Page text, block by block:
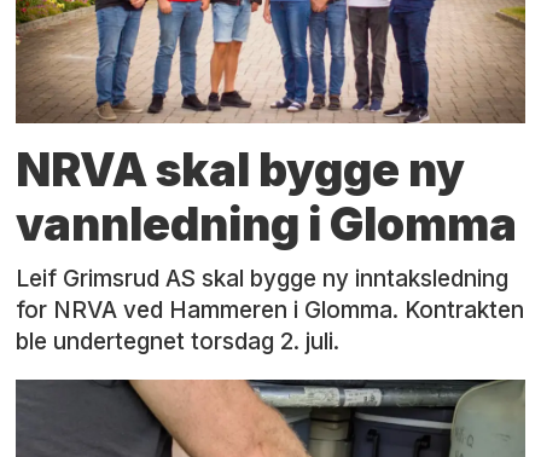
NRVA skal bygge ny
vannledning i Glomma
Leif Grimsrud AS skal bygge ny inntaksledning
for NRVA ved Hammeren i Glomma. Kontrakten
ble undertegnet torsdag 2. juli.